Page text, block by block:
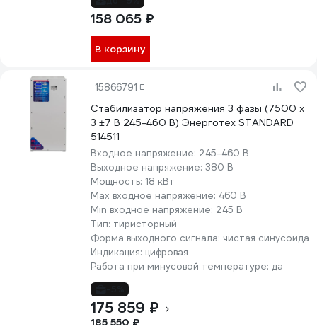
158 065 ₽
В корзину
15866791
Стабилизатор напряжения 3 фазы (7500 х
3 ±7 В 245-460 В) Энерготех STANDARD
514511
Входное напряжение: 245-460 В
Выходное напряжение: 380 В
Мощность: 18 кВт
Max входное напряжение: 460 В
Min входное напряжение: 245 В
Тип: тиристорный
Форма выходного сигнала: чистая синусоида
Индикация: цифровая
Работа при минусовой температуре: да
175 859 ₽
185 550 ₽